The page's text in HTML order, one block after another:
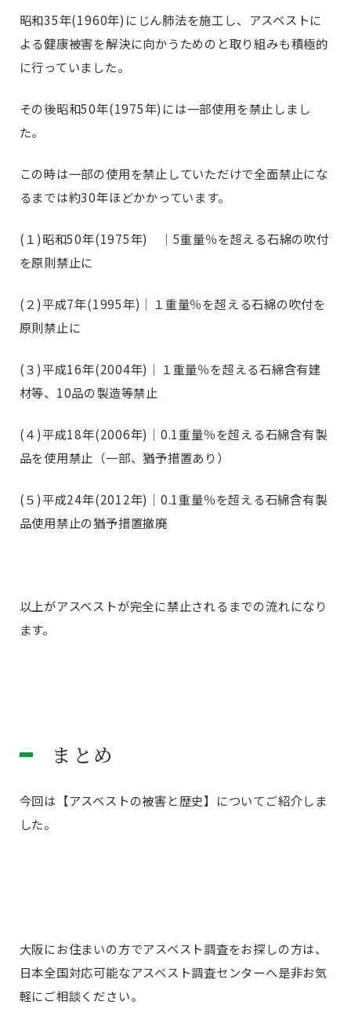
昭和35年(1960年)にじん肺法を施工し、アスベストに
よる健康被害を解決に向かうためのと取り組みも積極的
に行っていました。
その後昭和50年(1975年)には一部使用を禁止しまし
た。
この時は一部の使用を禁止していただけで全面禁止にな
るまでは約30年ほどかかっています。
(１)昭和50年(1975年) │5重量％を超える石綿の吹付
を原則禁止に
(２)平成7年(1995年)│１重量％を超える石綿の吹付を
原則禁止に
(３)平成16年(2004年)│１重量％を超える石綿含有建
材等、10品の製造等禁止
(４)平成18年(2006年)│0.1重量％を超える石綿含有製
品を使用禁止（一部、猶予措置あり）
(５)平成24年(2012年)│0.1重量％を超える石綿含有製
品使用禁止の猶予措置撤廃
以上がアスベストが完全に禁止されるまでの流れになり
ます。
まとめ
今回は【アスベストの被害と歴史】についてご紹介しま
した。
大阪にお住まいの方でアスベスト調査をお探しの方は、
日本全国対応可能なアスベスト調査センターへ是非お気
軽にご相談ください。